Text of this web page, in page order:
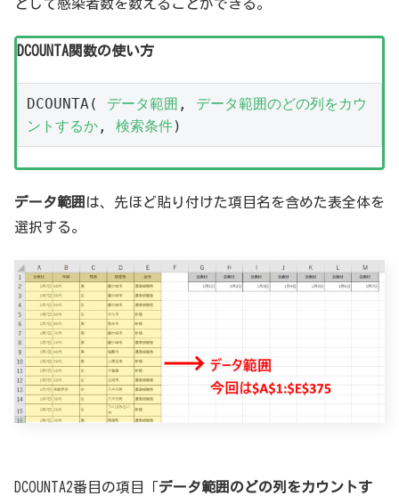
として感染者数を数えることができる。
DCOUNTA関数の使い方
DCOUNTA( データ範囲 , データ範囲のどの列をカウ
ントするか , 検索条件)
データ範囲 は、先ほど貼り付けた項目名を含めた表全体を
選択する。
DCOUNTA2番目の項目「データ範囲のどの列をカウントす